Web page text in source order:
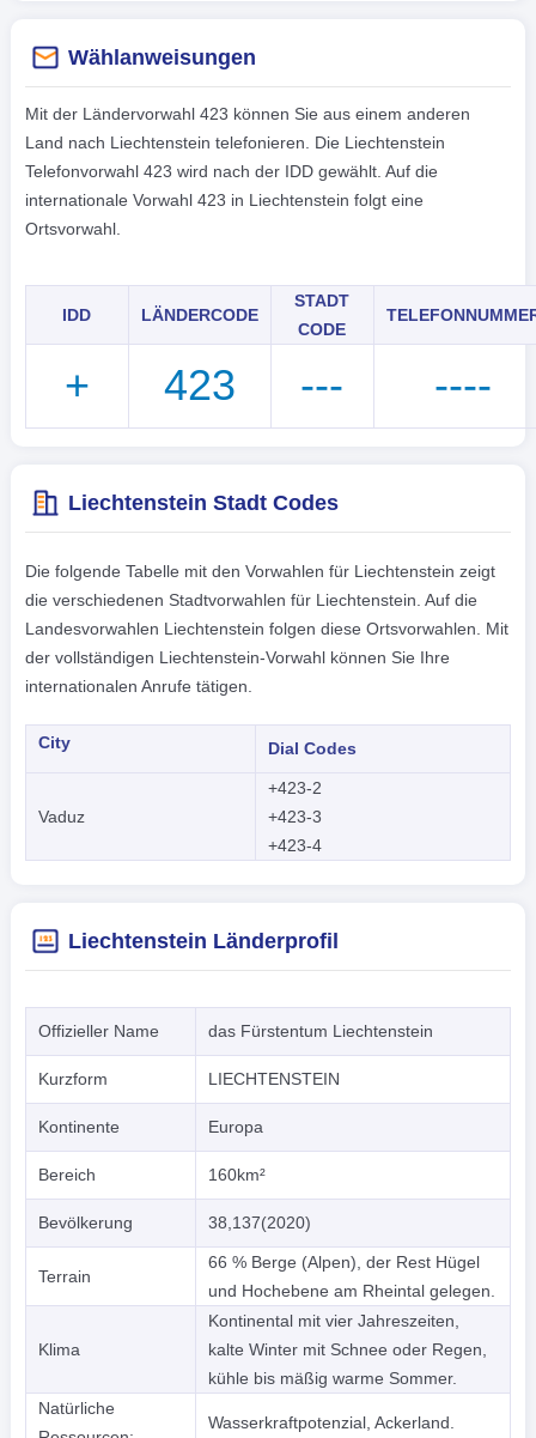
Wählanweisungen
Mit der Ländervorwahl 423 können Sie aus einem anderen
Land nach Liechtenstein telefonieren. Die Liechtenstein
Telefonvorwahl 423 wird nach der IDD gewählt. Auf die
internationale Vorwahl 423 in Liechtenstein folgt eine
Ortsvorwahl.
IDD LÄNDERCODE
STADT
CODE
+ 423 --- ----
Liechtenstein Stadt Codes
Die folgende Tabelle mit den Vorwahlen für Liechtenstein zeigt
die verschiedenen Stadtvorwahlen für Liechtenstein. Auf die
Landesvorwahlen Liechtenstein folgen diese Ortsvorwahlen. Mit
der vollständigen Liechtenstein-Vorwahl können Sie Ihre
internationalen Anrufe tätigen.
City Dial Codes
Vaduz
+423-2
+423-3
+423-4
Liechtenstein Länderprofil
Offizieller Name das Fürstentum Liechtenstein
Kurzform LIECHTENSTEIN
Kontinente Europa
Bereich 160km²
Bevölkerung 38,137(2020)
Terrain
66 % Berge (Alpen), der Rest Hügel
und Hochebene am Rheintal gelegen.
Klima
Kontinental mit vier Jahreszeiten,
kalte Winter mit Schnee oder Regen,
kühle bis mäßig warme Sommer.
Natürliche
Wasserkraftpotenzial, Ackerland.